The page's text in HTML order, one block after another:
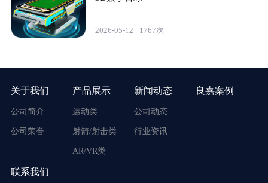
2026-05-12 1767次
关于我们
公司简介
公司荣誉
产品展示
运动类
射箭/射击类
AR/VR类
新闻动态
公司动态
行业资讯
良嘉案例
联系我们